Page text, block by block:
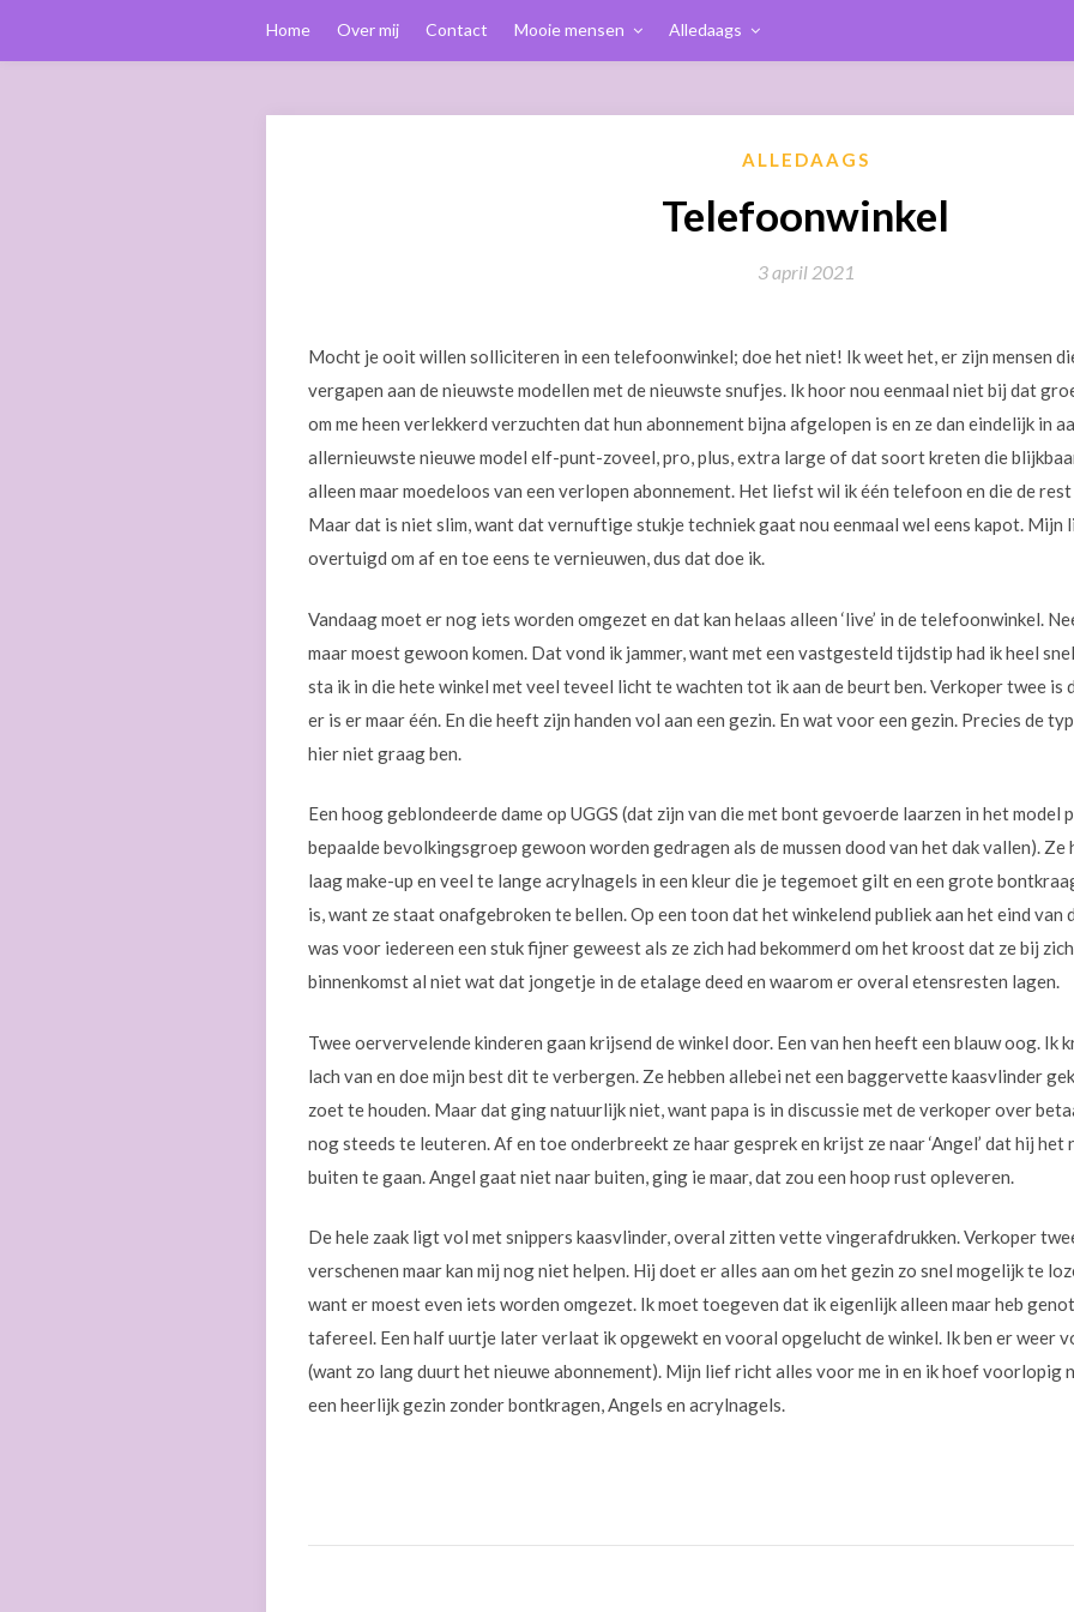
Home Over mij Contact Mooie mensen Alledaags
ALLEDAAGS
Telefoonwinkel
3 april 2021
Mocht je ooit willen solliciteren in een telefoonwinkel; doe het niet! Ik weet het, er zijn mensen
vergapen aan de nieuwste modellen met de nieuwste snufjes. Ik hoor nou eenmaal niet bij dat
om me heen verlekkerd verzuchten dat hun abonnement bijna afgelopen is en ze dan eindelijk in
allernieuwste nieuwe model elf-punt-zoveel, pro, plus, extra large of dat soort kreten die
alleen maar moedeloos van een verlopen abonnement. Het liefst wil ik één telefoon en die de
Maar dat is niet slim, want dat vernuftige stukje techniek gaat nou eenmaal wel eens kapot. Mijn
overtuigd om af en toe eens te vernieuwen, dus dat doe ik.
Vandaag moet er nog iets worden omgezet en dat kan helaas alleen ‘live’ in de telefoonwinkel.
maar moest gewoon komen. Dat vond ik jammer, want met een vastgesteld tijdstip had ik heel
sta ik in die hete winkel met veel teveel licht te wachten tot ik aan de beurt ben. Verkoper twee is
er is er maar één. En die heeft zijn handen vol aan een gezin. En wat voor een gezin. Precies de
hier niet graag ben.
Een hoog geblondeerde dame op UGGS (dat zijn van die met bont gevoerde laarzen in het
bepaalde bevolkingsgroep gewoon worden gedragen als de mussen dood van het dak vallen).
laag make-up en veel te lange acrylnagels in een kleur die je tegemoet gilt en een grote
is, want ze staat onafgebroken te bellen. Op een toon dat het winkelend publiek aan het eind
was voor iedereen een stuk fijner geweest als ze zich had bekommerd om het kroost dat ze bij
binnenkomst al niet wat dat jongetje in de etalage deed en waarom er overal etensresten lagen.
Twee oervervelende kinderen gaan krijsend de winkel door. Een van hen heeft een blauw oog. Ik
lach van en doe mijn best dit te verbergen. Ze hebben allebei net een baggervette kaasvlinder
zoet te houden. Maar dat ging natuurlijk niet, want papa is in discussie met de verkoper over
nog steeds te leuteren. Af en toe onderbreekt ze haar gesprek en krijst ze naar ‘Angel’ dat hij het
buiten te gaan. Angel gaat niet naar buiten, ging ie maar, dat zou een hoop rust opleveren.
De hele zaak ligt vol met snippers kaasvlinder, overal zitten vette vingerafdrukken. Verkoper
verschenen maar kan mij nog niet helpen. Hij doet er alles aan om het gezin zo snel mogelijk te
want er moest even iets worden omgezet. Ik moet toegeven dat ik eigenlijk alleen maar heb
tafereel. Een half uurtje later verlaat ik opgewekt en vooral opgelucht de winkel. Ik ben er weer
(want zo lang duurt het nieuwe abonnement). Mijn lief richt alles voor me in en ik hoef voorlopig
een heerlijk gezin zonder bontkragen, Angels en acrylnagels.